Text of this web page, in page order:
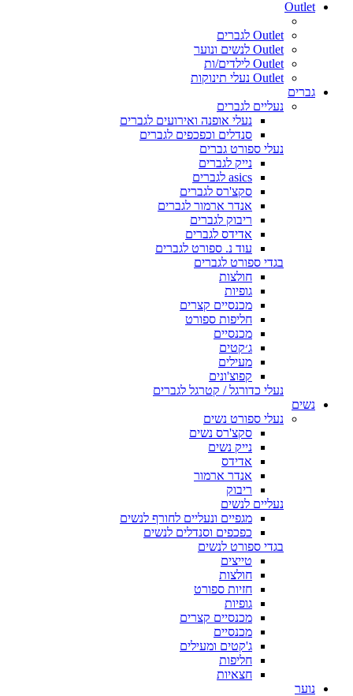
Outlet
Outlet לגברים
Outlet לנשים ונוער
Outlet לילדים/ות
Outlet נעלי תינוקות
גברים
נעליים לגברים
נעלי אופנה ואירועים לגברים
סנדלים וכפכפים לגברים
נעלי ספורט גברים
נייק לגברים
asics לגברים
סקצ'רס לגברים
אנדר ארמור לגברים
ריבוק לגברים
אדידס לגברים
עוד נ. ספורט לגברים
בגדי ספורט לגברים
חולצות
גופיות
מכנסיים קצרים
חליפות ספורט
מכנסיים
ג׳קטים
מעילים
קפוצ'ונים
נעלי כדורגל / קטרגל לגברים
נשים
נעלי ספורט נשים
סקצ'רס נשים
נייק נשים
אדידס
אנדר ארמור
ריבוק
נעליים לנשים
מגפיים ונעליים לחורף לנשים
כפכפים וסנדלים לנשים
בגדי ספורט לנשים
טייצים
חולצות
חזיות ספורט
גופיות
מכנסיים קצרים
מכנסיים
ג'קטים ומעילים
חליפות
חצאיות
נוער